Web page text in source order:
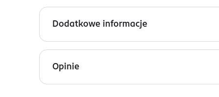
Polyethylene Terephthalate, Acrylates Copolymer.
Dodatkowe informacje
OSTRZEŻENIA DOTYCZĄCE BEZPIECZEŃSTWA
Nie są wymagane żadne specjalne środki
Opinie